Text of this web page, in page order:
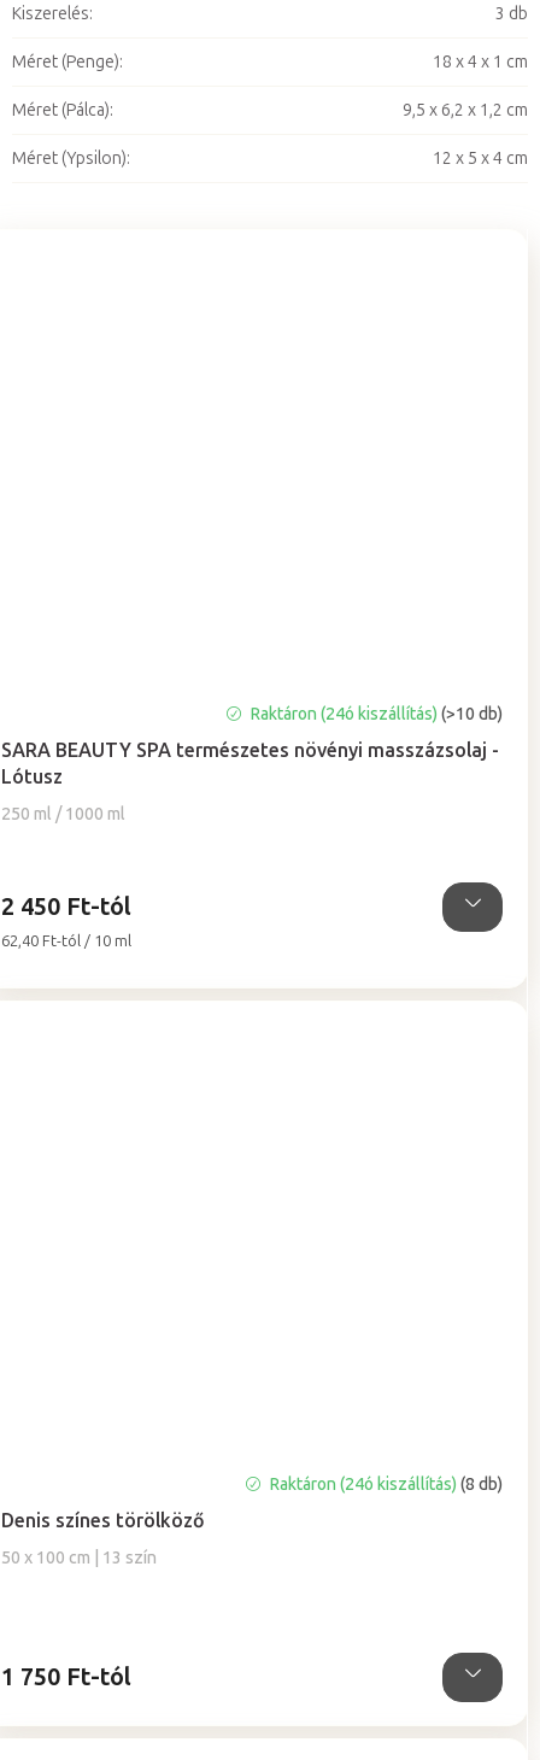
SARA BEAUTY SPA természetes növényi masszázsolaj -
Lótusz
250 ml / 1000 ml
átlagos
értékelése
5-
Raktáron (24ó kiszállítás)(>10 db)
2 450 Ft-tól
Egységár:
62,40 Ft-tól / 10 ml
Denis színes törölköző
50 x 100 cm | 13 szín
termék
átlagos
értékelése
Raktáron (24ó kiszállítás)(8 db)
1 750 Ft-tól
Kiszerelés: 3 db
Méret (Penge): 18 x 4 x 1 cm
Méret (Pálca): 9,5 x 6,2 x 1,2 cm
Méret (Ypsilon): 12 x 5 x 4 cm